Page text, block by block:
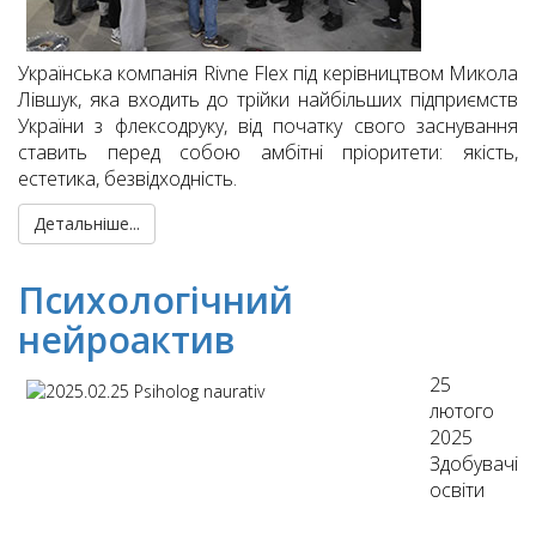
Українська компанія Rivne Flex під керівництвом Микола
Лівшук, яка входить до трійки найбільших підприємств
України з флексодруку, від початку свого заснування
ставить перед собою амбітні пріоритети: якість,
естетика, безвідходність.
Детальніше...
Психологічний
нейроактив
25
лютого
2025
Здобувачі
освіти